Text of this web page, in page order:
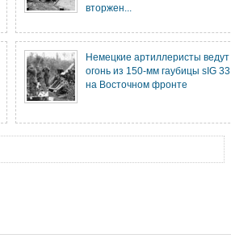
вторжен...
Немецкие артиллеристы ведут
огонь из 150-мм гаубицы sIG 33
на Восточном фронте